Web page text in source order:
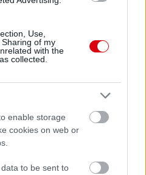
Use,
of my
with the
collected.
enable storage
cookies on web or
to be sent to